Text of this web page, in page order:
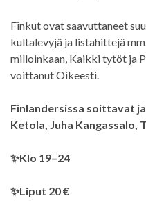
Finkut ovat saavuttaneet
kultalevyjä ja listahittejä
milloinkaan, Kaikki tytöt ja
voittanut Oikeesti.
Finlandersissa soittavat
Ketola, Juha Kangassalo,
✨Klo 19–24
✨Liput 20 €